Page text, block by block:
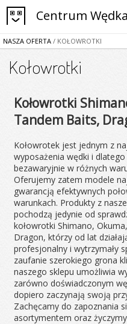
Centrum
NASZA OFERTA / KOŁOWROTKI
Kołowrotki
Kołowrotki
Tandem Baits,
Kołowrotek jest jednym z
wyposażenia wędki i dlatego
bezawaryjnie w różnych
Oferujemy zatem modele
gwarancją efektywnych
warunkach. Produkty z
pochodzą jedynie od
kołowrotki Shimano,
Dragon, którzy od lat
profesjonalny i wytrzymały
zaufanie szerokiego grona
naszego sklepu umożliwia
zarówno doświadczonym
dopiero zaczynają swoją
Zachęcamy do zapoznania
asortymentem oraz